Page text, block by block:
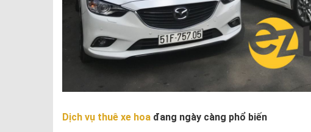
Dịch vụ thuê xe hoa đang ngày càng phổ biến